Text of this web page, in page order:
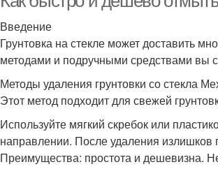
Введение
Грунтовка на стекле может доставить
методами и подручными средствами вы
Методы удаления грунтовки со стекла
Этот метод подходит для свежей
Используйте мягкий скребок или
направлении. После удаления излишков
Преимущества: простота и дешевизна.